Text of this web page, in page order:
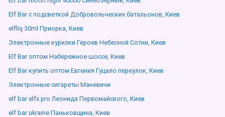
Elf Bar с подсветкой Добровольческих батальонов, Киев
elfliq 30ml Приорка, Киев
Электронные курилки Героев Небесной Сотни, Киев
Elf Bar оптом Набережное шоссе, Киев
Elf Bar купить оптом Евгения Гуцало переулок, Киев
Электронные сигареты Маневичи
elf bar elfx pro Леонида Первомайского, Киев
elf bar ukraine Паньковщина, Киев